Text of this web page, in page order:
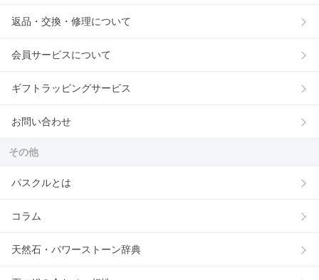
返品・交換・修理について
会員サービスについて
ギフトラッピングサービス
お問い合わせ
その他
パスクルとは
コラム
天然石・パワーストーン辞典